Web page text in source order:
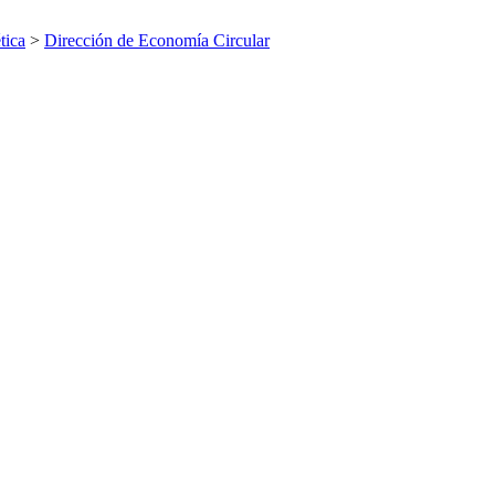
> Dirección de Economía Circular